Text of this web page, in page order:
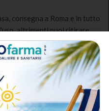
consegna a Roma e in tutto
altrimenti puoi ritirare
sede a Roma